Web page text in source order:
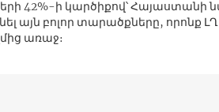
42%-ի կարծիքով՝ Հայաստանի
այն բոլոր տարածքները, որոնք
առաջ։